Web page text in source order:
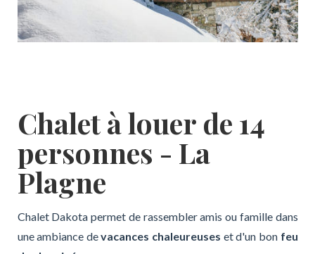
Chalet à louer de 14
personnes - La
Plagne
Chalet Dakota permet de rassembler amis ou famille dans
une ambiance devacances chaleureuses et d'un bon feu